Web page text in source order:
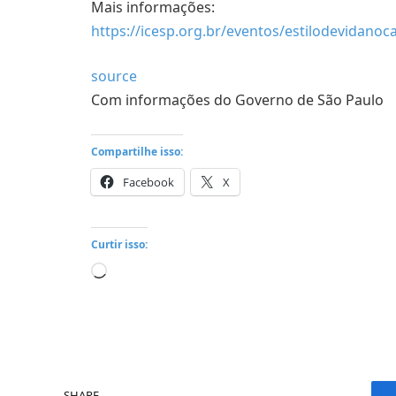
Mais informações:
https://icesp.org.br/eventos/
source
Com informações do Governo de São Paulo
Compartilhe isso:
Facebook X
Curtir isso:
Carregando...